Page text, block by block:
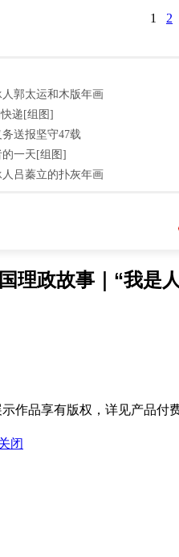
1 2
郭太运和木版年画
递[组图]
送报坚守47载
的一天[组图]
吕蓁立的扑灰年画
作品享有版权，详见产品付
闭